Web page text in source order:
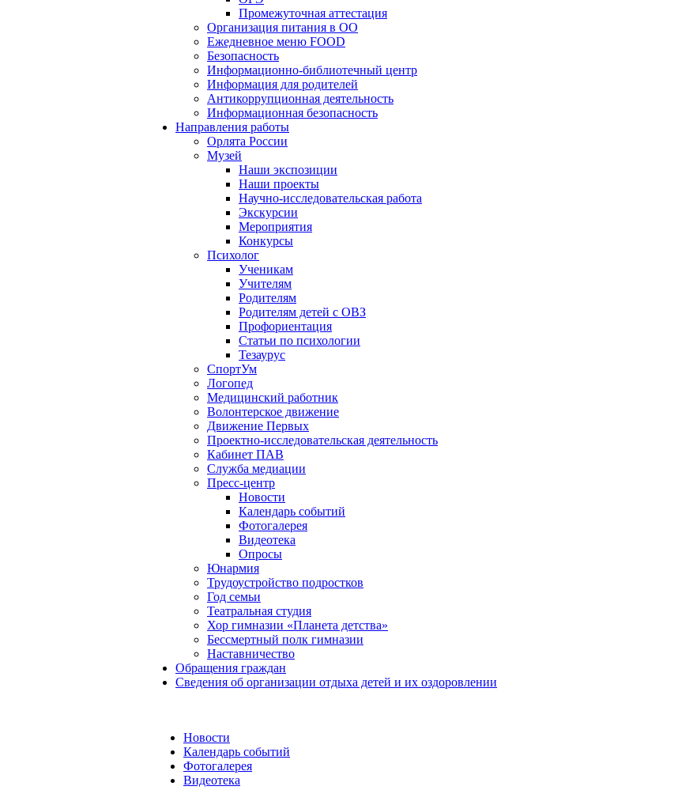
Промежуточная аттестация
Организация питания в ОО
Ежедневное меню FOOD
Безопасность
Информационно-библиотечный центр
Информация для родителей
Антикоррупционная деятельность
Информационная безопасность
Направления работы
Орлята России
Музей
Наши экспозиции
Наши проекты
Научно-исследовательская работа
Экскурсии
Мероприятия
Конкурсы
Психолог
Ученикам
Учителям
Родителям
Родителям детей с ОВЗ
Профориентация
Статьи по психологии
Тезаурус
СпортУм
Логопед
Медицинский работник
Волонтерское движение
Движение Первых
Проектно-исследовательская деятельность
Кабинет ПАВ
Служба медиации
Пресс-центр
Новости
Календарь событий
Фотогалерея
Видеотека
Опросы
Юнармия
Трудоустройство подростков
Год семьи
Театральная студия
Хор гимназии «Планета детства»
Бессмертный полк гимназии
Наставничество
Обращения граждан
Сведения об организации отдыха детей и их оздоровлении
Новости
Календарь событий
Фотогалерея
Видеотека